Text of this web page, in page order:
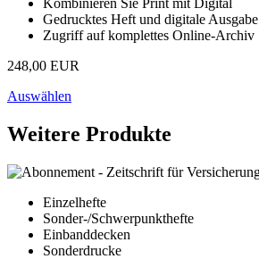
Gedrucktes Heft und digitale Ausgabe
Zugriff auf komplettes Online-Archiv
248,00 EUR
Auswählen
Weitere Produkte
Einzelhefte
Sonder-/Schwerpunkthefte
Einbanddecken
Sonderdrucke